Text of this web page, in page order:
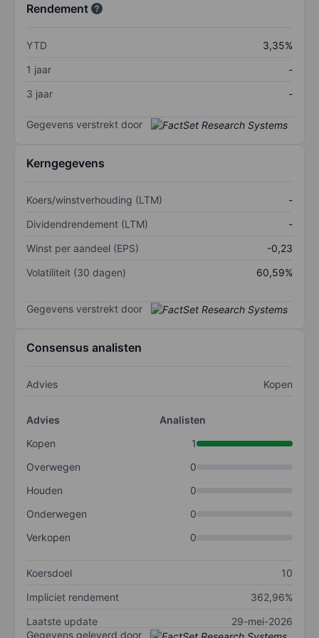
Rendement
YTD
3,35%
1 jaar
-
3 jaar
-
Gegevens verstrekt door
Kerngegevens
Koers/winstverhouding (LTM)
-
Dividendrendement (LTM)
-
Winst per aandeel (EPS)
-0,23
Volatiliteit (30 dagen)
60,59%
Gegevens verstrekt door
Consensus analisten
Advies Kopen
Advies
Analisten
Kopen
1
Overwegen
0
Houden
0
Onderwegen
0
Verkopen
0
Koersdoel
10
Impliciet rendement
362,96%
Laatste update
29-mei-2026
Gegevens geleverd door